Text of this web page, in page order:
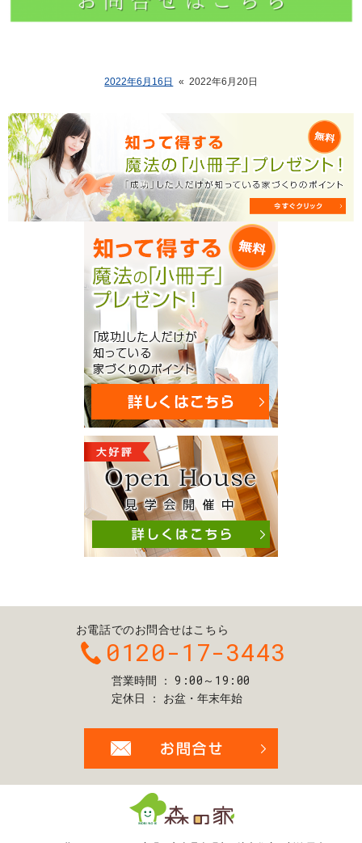
2022年6月16日 « 2022年6月20日
お電話でのお問合せはこちら
0120-17-3443
営業時間 9:00～19:00
定休日 お盆・年末年始